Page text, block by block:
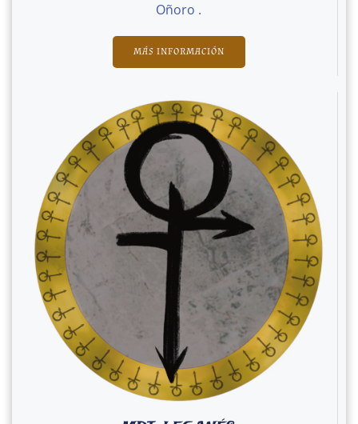
Oñoro .
MÁS INFORMACIÓN